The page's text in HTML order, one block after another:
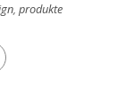
, produkte